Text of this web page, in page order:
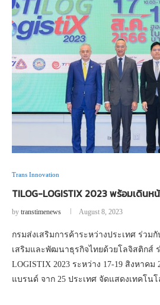
Trans Innovation
TILOG-LOGISTIX 2023 พร้อมเดินห
by transtimenews August 8, 2023
กรมส่งเสริมการค้าระหว่างประเทศ ร่วม
เสริมและพัฒนาธุรกิจไทยด้วยโลจิสติกส์
LOGISTIX 2023 ระหว่าง 17-19 สิงหาคม
แบรนด์ จาก 25 ประเทศ จัดแสดงเทคโน